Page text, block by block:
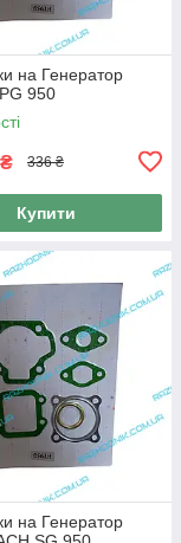
на Генератор
950
₴ 336 ₴
Купити
на Генератор